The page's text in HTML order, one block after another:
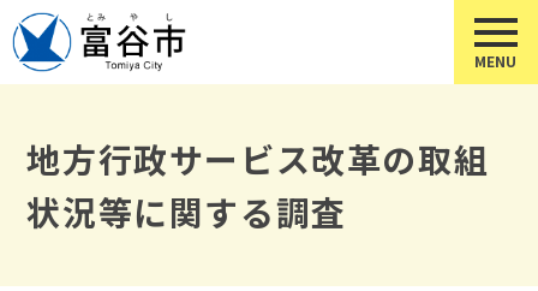
地方行政サービス改革の取組
状況等に関する調査